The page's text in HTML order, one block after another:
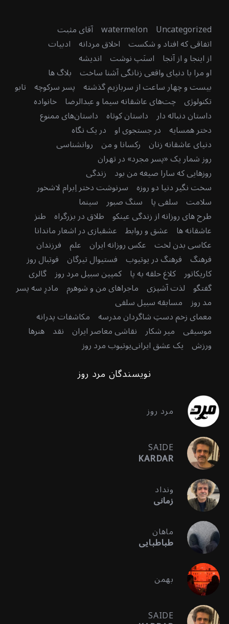
Uncategorized
watermelon آقای مثبت
اتفاقی که افتاد و شکست اخلاق مردانه ادبیات
از اینجا و از آنجا اسنَپ نوشت اندیشه
او مرا با دنیای واقعی زنانگی آشنا ساخت بلاگ ها
بیست و چهار ساعت از سربازیم گذشته پسر سرکوچه تابو
تکنولوژی چت‌های عاشقانه سیما و عبدالرضا خانواده
داستان دنباله دار داستان کوتاه داستان‌های ممنوع
دختر همسایه در جستجوی او در یک نگاه
دنیای عاشقانه زنان رکسانا و من روانشناسی
روز شمار یک «پسر مجرد» در تهران
روزهایی که سارا صیغه من بود زندگی
سخت نگیر دنیا دو روزه سرنوشت دختر اِبرام لاشخور
سلامت سلفی پا سنگ صبور سینما
طرح های روزانه از زندگی عینکو طلاق در بزرگراه طنز
عاشقانه ها عشق و روابط عشقبازی در اشعار ماندانا
عکاسی بدن لخت عکس روزانه ایران علم فرزندان
فرهنگ فرهنگ در یوتیوب فستیوال تیرگان فوتبال روز
کاریکاتور کلاغ حلقه به پا کمپین سبیل مرد روز گالری
گفتگو لذت آشپزی ماجراهای من و شوهرم مادرِ سه پسر
مد روز مسابقه سبیل سلفی
معمای زخم دستِ شاگردان مدرسه مکاشفات پدرانه
موسیقی میر شکار نقاشی معاصر ایران نقد هنرها
ورزش یک عشق ایرانییوتیوب مرد روز
نویسندگان مرد روز
مرد روز
SAIDE
KARDAR
ونداد
زمانی
ماهان
طباطبایی
بهمن
SAIDE